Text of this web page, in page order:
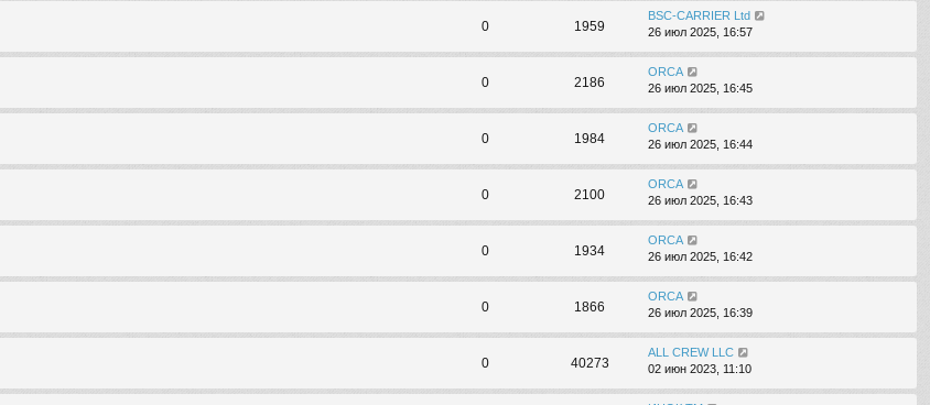
0 1959
BSC-CARRIER Ltd
26 июл 2025, 16:57
0 2186
ORCA
26 июл 2025, 16:45
0 1984
ORCA
26 июл 2025, 16:44
0 2100
ORCA
26 июл 2025, 16:43
0 1934
ORCA
26 июл 2025, 16:42
0 1866
ORCA
26 июл 2025, 16:39
0 40273
ALL CREW LLC
02 июн 2023, 11:10